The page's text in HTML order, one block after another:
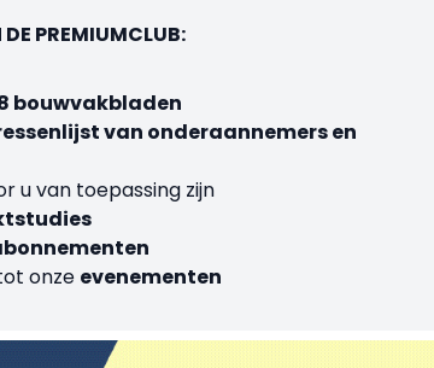
PREMIUMCLUB:
bouwvakbladen
van onderaannemers en
u van toepassing zijn
onze evenementen